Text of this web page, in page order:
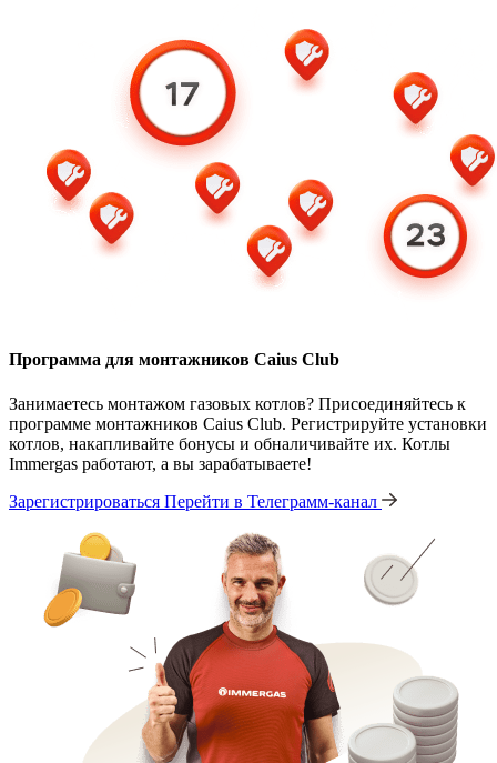
Программа для монтажников Caius Club
Занимаетесь монтажом газовых котлов? Присоединяйтесь к
программе монтажников Caius Club. Регистрируйте установки
котлов, накапливайте бонусы и обналичивайте их. Котлы
Immergas работают, а вы зарабатываете!
Зарегистрироваться Перейти в Телеграмм-канал